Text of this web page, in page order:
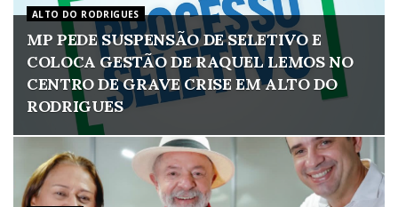
ALTO DO RODRIGUES
MP PEDE SUSPENSÃO DE SELETIVO E
COLOCA GESTÃO DE RAQUEL LEMOS NO
CENTRO DE GRAVE CRISE EM ALTO DO
RODRIGUES